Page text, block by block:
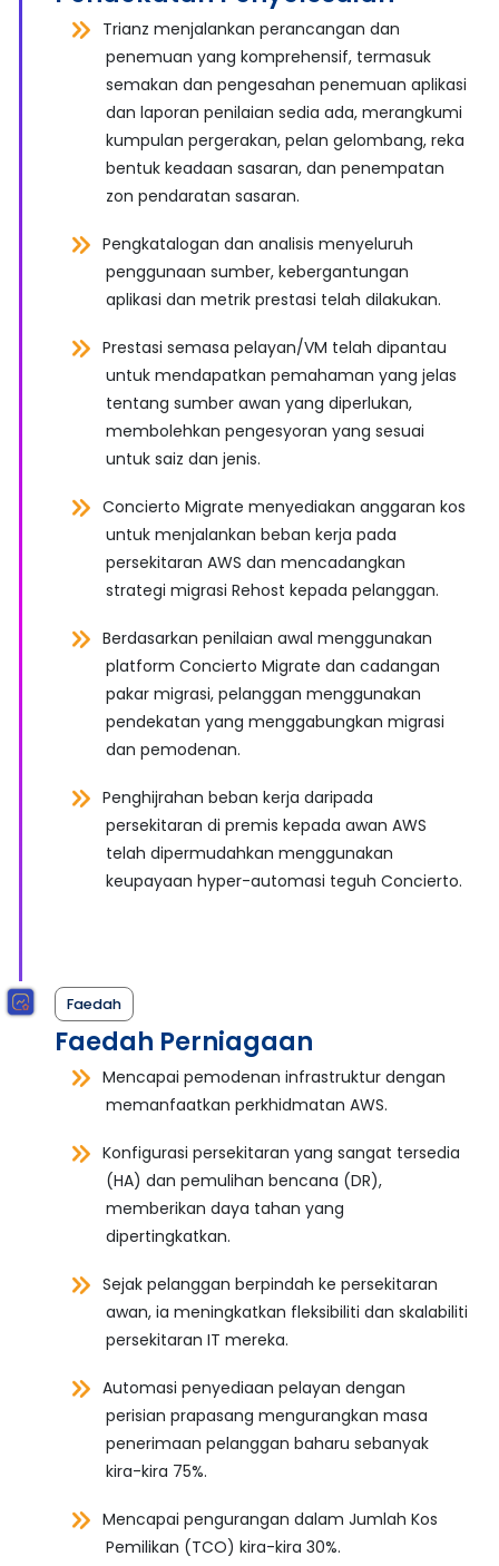
Trianz menjalankan perancangan dan
penemuan yang komprehensif, termasuk
semakan dan pengesahan penemuan aplikasi
dan laporan penilaian sedia ada, merangkumi
kumpulan pergerakan, pelan gelombang, reka
bentuk keadaan sasaran, dan penempatan
zon pendaratan sasaran.
Pengkatalogan dan analisis menyeluruh
penggunaan sumber, kebergantungan
aplikasi dan metrik prestasi telah dilakukan.
Prestasi semasa pelayan/VM telah dipantau
untuk mendapatkan pemahaman yang jelas
tentang sumber awan yang diperlukan,
membolehkan pengesyoran yang sesuai
untuk saiz dan jenis.
Concierto Migrate menyediakan anggaran kos
untuk menjalankan beban kerja pada
persekitaran AWS dan mencadangkan
strategi migrasi Rehost kepada pelanggan.
Berdasarkan penilaian awal menggunakan
platform Concierto Migrate dan cadangan
pakar migrasi, pelanggan menggunakan
pendekatan yang menggabungkan migrasi
dan pemodenan.
Penghijrahan beban kerja daripada
persekitaran di premis kepada awan AWS
telah dipermudahkan menggunakan
keupayaan hyper-automasi teguh Concierto.
Faedah
Faedah Perniagaan
Mencapai pemodenan infrastruktur dengan
memanfaatkan perkhidmatan AWS.
Konfigurasi persekitaran yang sangat tersedia
(HA) dan pemulihan bencana (DR),
memberikan daya tahan yang
dipertingkatkan.
Sejak pelanggan berpindah ke persekitaran
awan, ia meningkatkan fleksibiliti dan skalabiliti
persekitaran IT mereka.
Automasi penyediaan pelayan dengan
perisian prapasang mengurangkan masa
penerimaan pelanggan baharu sebanyak
kira-kira 75%.
Mencapai pengurangan dalam Jumlah Kos
Pemilikan (TCO) kira-kira 30%.